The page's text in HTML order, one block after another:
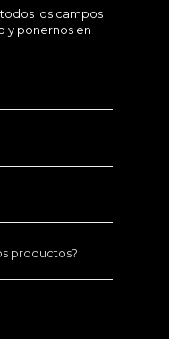
los campos
y ponernos en
productos?